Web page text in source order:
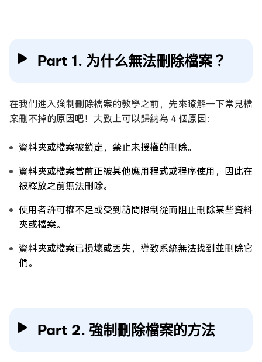
Part 1. 为什么無法刪除檔案？
在我們進入強制刪除檔案的教學之前，先來瞭解一下常見檔
案刪不掉的原因吧！大致上可以歸納為 4 個原因：
資料夾或檔案被鎖定，禁止未授權的刪除。
資料夾或檔案當前正被其他應用程式或程序使用，因此在
被釋放之前無法刪除。
使用者許可權不足或受到訪問限制從而阻止刪除某些資料
夾或檔案。
資料夾或檔案已損壞或丟失，導致系統無法找到並刪除它
們。
Part 2. 強制刪除檔案的方法